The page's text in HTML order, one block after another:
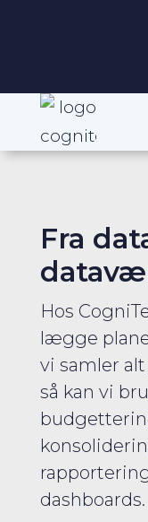
Fra
Hos
lægge
vi samler
så kan vi
dashboards.